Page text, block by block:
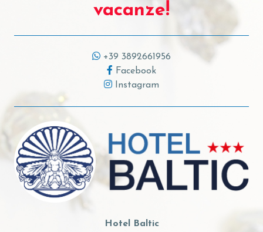
vacanze!
+39 3892661956
Facebook
Instagram
Hotel Baltic